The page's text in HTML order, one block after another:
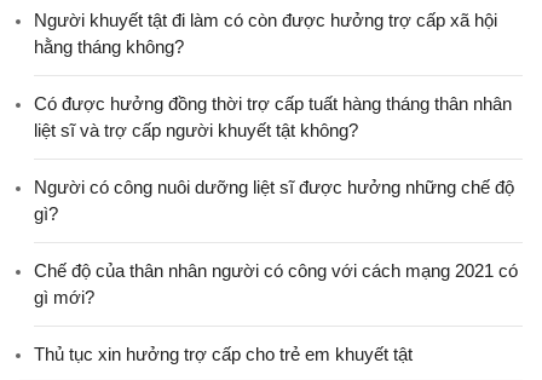
Người khuyết tật đi làm có còn được hưởng trợ cấp xã hội
hằng tháng không?
​Có được hưởng đồng thời trợ cấp tuất hàng tháng thân nhân
liệt sĩ và trợ cấp người khuyết tật không?
Người có công nuôi dưỡng liệt sĩ được hưởng những chế độ
gì?
Chế độ của thân nhân người có công với cách mạng 2021 có
gì mới?
Thủ tục xin hưởng trợ cấp cho trẻ em khuyết tật